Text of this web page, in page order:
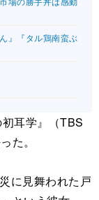
』『タル鶏南蛮ぶ
耳学』（TBS
た。
に見舞われた戸